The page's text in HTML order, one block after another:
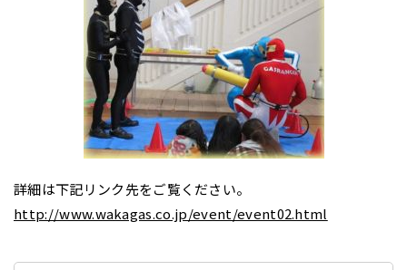
詳細は下記リンク先をご覧ください。
http://www.wakagas.co.jp/event/event02.html